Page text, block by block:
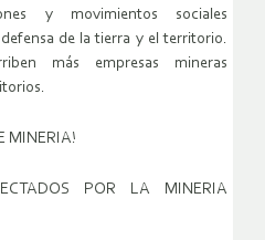
y movimientos sociales
de la tierra y el territorio.
más empresas mineras
MINERIA!
POR LA MINERIA